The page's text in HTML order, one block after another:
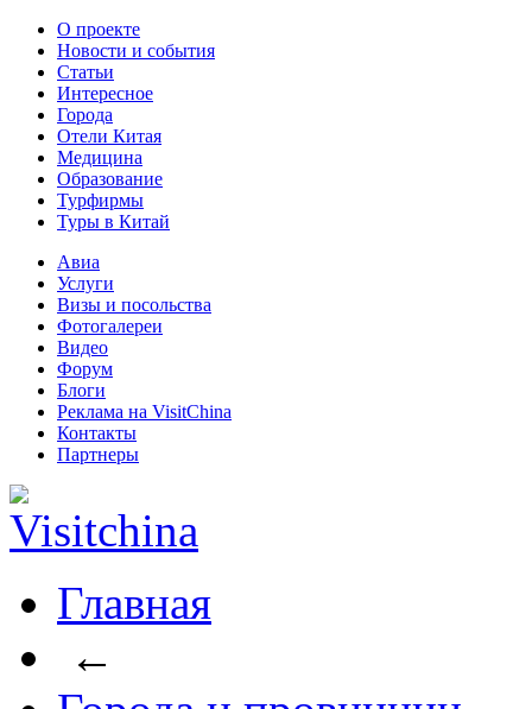
О проекте
Новости и события
Статьи
Интересное
Города
Отели Китая
Медицина
Образование
Турфирмы
Туры в Китай
Авиа
Услуги
Визы и посольства
Фотогалереи
Видео
Форум
Блоги
Реклама на VisitChina
Контакты
Партнеры
Главная
←